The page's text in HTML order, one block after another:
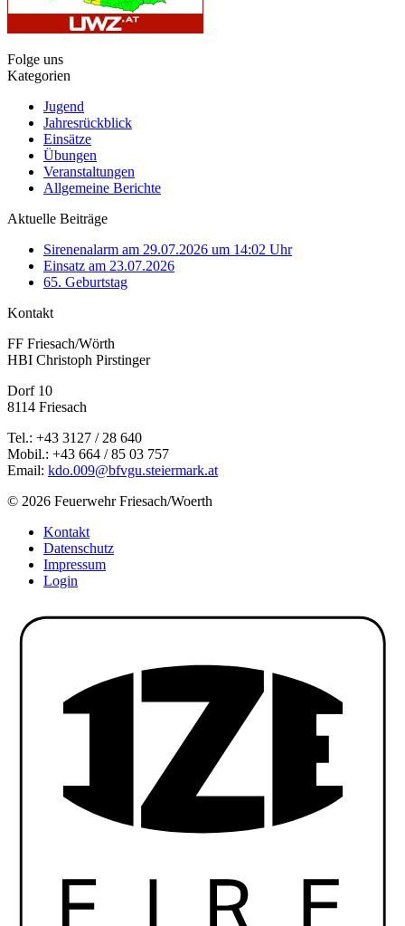
Folge uns
Kategorien
Jugend
Jahresrückblick
Einsätze
Übungen
Veranstaltungen
Allgemeine Berichte
Aktuelle Beiträge
Sirenenalarm am 29.07.2026 um 14:02 Uhr
Einsatz am 23.07.2026
65. Geburtstag
Kontakt
FF Friesach/Wörth
HBI Christoph Pirstinger
Dorf 10
8114 Friesach
Tel.: +43 3127 / 28 640
Mobil.: +43 664 / 85 03 757
Email: kdo.009@bfvgu.steiermark.at
© 2026 Feuerwehr Friesach/Woerth
Kontakt
Datenschutz
Impressum
Login